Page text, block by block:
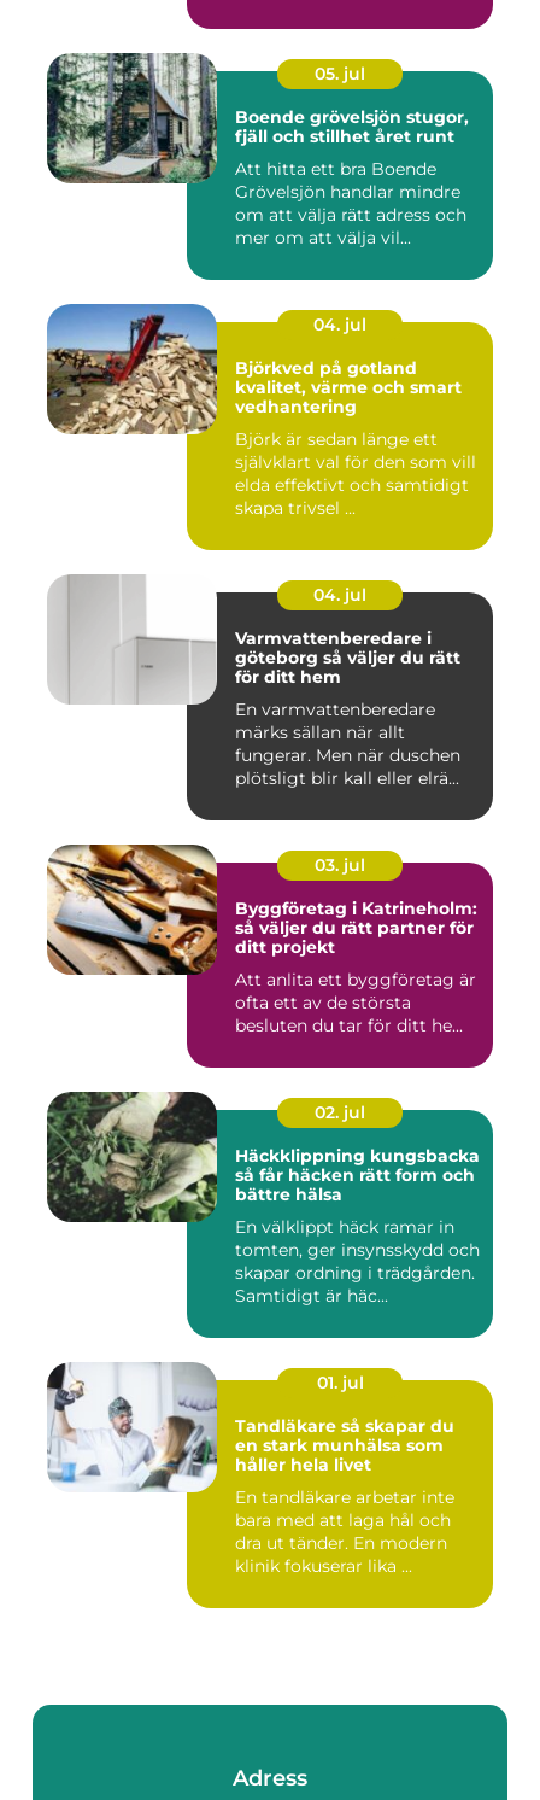
05. jul
Boende grövelsjön stugor,
fjäll och stillhet året runt
Att hitta ett bra Boende
Grövelsjön handlar mindre
om att välja rätt adress och
mer om att välja vil...
04. jul
Björkved på gotland
kvalitet, värme och smart
vedhantering
Björk är sedan länge ett
självklart val för den som vill
elda effektivt och samtidigt
skapa trivsel ...
04. jul
Varmvattenberedare i
göteborg så väljer du rätt
för ditt hem
En varmvattenberedare
märks sällan när allt
fungerar. Men när duschen
plötsligt blir kall eller elrä...
03. jul
Byggföretag i Katrineholm:
så väljer du rätt partner för
ditt projekt
Att anlita ett byggföretag är
ofta ett av de största
besluten du tar för ditt he...
02. jul
Häckklippning kungsbacka
så får häcken rätt form och
bättre hälsa
En välklippt häck ramar in
tomten, ger insynsskydd och
skapar ordning i trädgården.
Samtidigt är häc...
01. jul
Tandläkare så skapar du
en stark munhälsa som
håller hela livet
En tandläkare arbetar inte
bara med att laga hål och
dra ut tänder. En modern
klinik fokuserar lika ...
Adress